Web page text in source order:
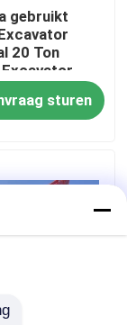
gebruikt
20 Ton
sturen